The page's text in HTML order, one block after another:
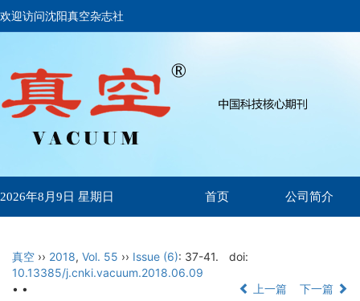
欢迎访问沈阳真空杂志社
2026年8月9日 星期日 首页 公司简介
真空 ›› 2018, Vol. 55 ›› Issue (6): 37-41.
doi:
10.13385/j.cnki.vacuum.2018.06.09
• •
上一篇
下一篇